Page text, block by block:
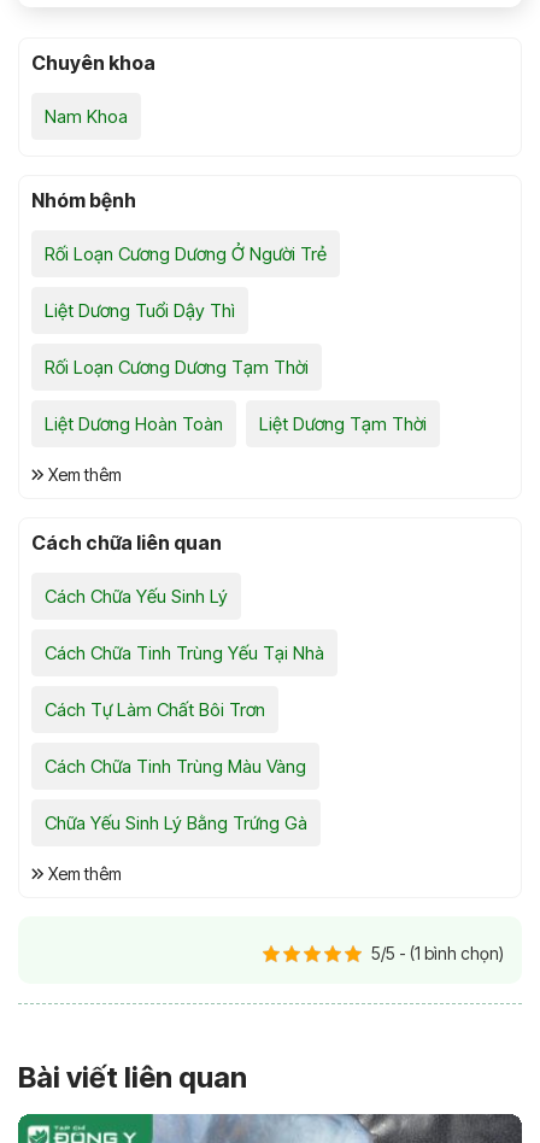
Chuyên khoa
Nam Khoa
Nhóm bệnh
Rối Loạn Cương Dương Ở Người Trẻ
Liệt Dương Tuổi Dậy Thì
Rối Loạn Cương Dương Tạm Thời
Liệt Dương Hoàn Toàn Liệt Dương Tạm Thời
Xem thêm
Cách chữa liên quan
Cách Chữa Yếu Sinh Lý
Cách Chữa Tinh Trùng Yếu Tại Nhà
Cách Tự Làm Chất Bôi Trơn
Cách Chữa Tinh Trùng Màu Vàng
Chữa Yếu Sinh Lý Bằng Trứng Gà
Xem thêm
5/5 - (1 bình chọn)
Bài viết liên quan